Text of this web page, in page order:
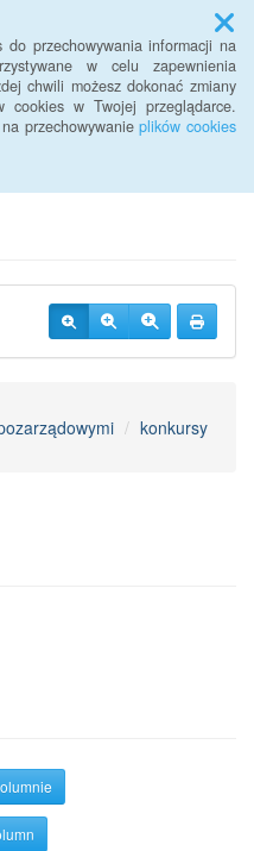
do przechowywania informacji na
w celu zapewnienia
chwili możesz dokonać zmiany
cookies w Twojej przeglądarce.
przechowywanieplików cookies
Menu
od 2022
konkursy